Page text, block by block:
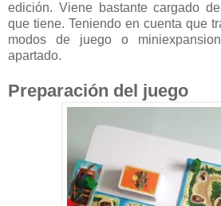
edición. Viene bastante cargado
que tiene. Teniendo en cuenta que
modos de juego o
apartado.
Preparación del juego